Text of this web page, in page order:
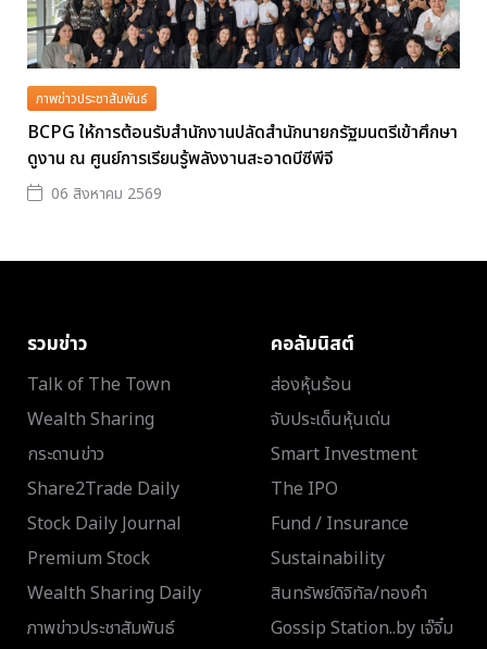
ภาพข่าวประชาสัมพันธ์
BCPG ให้การต้อนรับสำนักงานปลัดสำนักนายกรัฐมนตรีเข้าศึกษา
ดูงาน ณ ศูนย์การเรียนรู้พลังงานสะอาดบีซีพีจี
06 สิงหาคม 2569
รวมข่าว
Talk of The Town
Wealth Sharing
กระดานข่าว
Share2Trade Daily
Stock Daily Journal
Premium Stock
Wealth Sharing Daily
ภาพข่าวประชาสัมพันธ์
คอลัมนิสต์
ส่องหุ้นร้อน
จับประเด็นหุ้นเด่น
Smart Investment
The IPO
Fund / Insurance
Sustainability
สินทรัพย์ดิจิทัล/ทองคำ
Gossip Station..by เจ๊จิ๋ม